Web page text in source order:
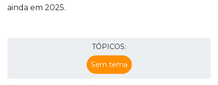
ainda em 2025.
TÓPICOS:
Sem tema